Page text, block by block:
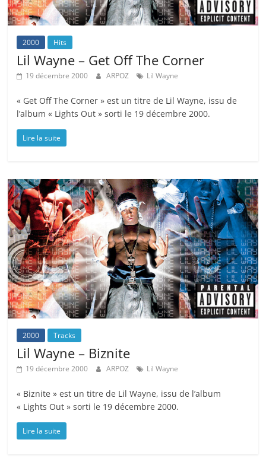
2000 Hits
Lil Wayne – Get Off The Corner
19 décembre 2000 ARPOZ Lil Wayne
« Get Off The Corner » est un titre de Lil Wayne, issu de
l’album « Lights Out » sorti le 19 décembre 2000.
Lire la suite
2000 Tracks
Lil Wayne – Biznite
19 décembre 2000 ARPOZ Lil Wayne
« Biznite » est un titre de Lil Wayne, issu de l’album
« Lights Out » sorti le 19 décembre 2000.
Lire la suite